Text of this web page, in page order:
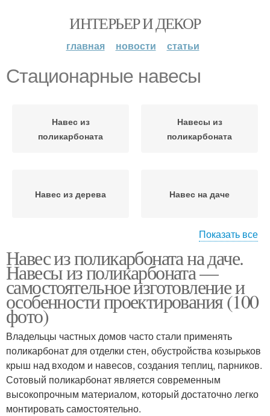
ИНТЕРЬЕР И ДЕКОР
главная новости статьи
Стационарные навесы
Навес из
поликарбоната
Навесы из
поликарбоната
Навес из дерева Навес на даче
Навесы на дачу Навесы для дачи
Показать все
Навес из поликарбоната на даче.
Навесы из поликарбоната —
самостоятельное изготовление и
особенности проектирования (100
фото)
Владельцы частных домов часто стали применять
поликарбонат для отделки стен, обустройства козырьков
крыш над входом и навесов, создания теплиц, парников.
Сотовый поликарбонат является современным
высокопрочным материалом, который достаточно легко
монтировать самостоятельно.